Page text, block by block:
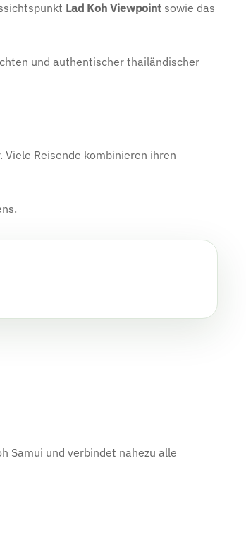
Lad Koh Viewpoint sowie das
und authentischer thailändischer
Reisende kombinieren ihren
Samui und verbindet nahezu alle